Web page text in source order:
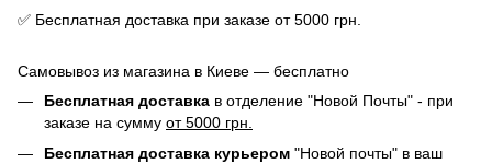
✅ Бесплатная доставка при заказе от 5000 грн.
Самовывоз из магазина в Киеве — бесплатно
Бесплатная доставка в отделение "Новой Почты" - при
заказе на сумму от 5000 грн.
Бесплатная доставка курьером "Новой почты" в ваш